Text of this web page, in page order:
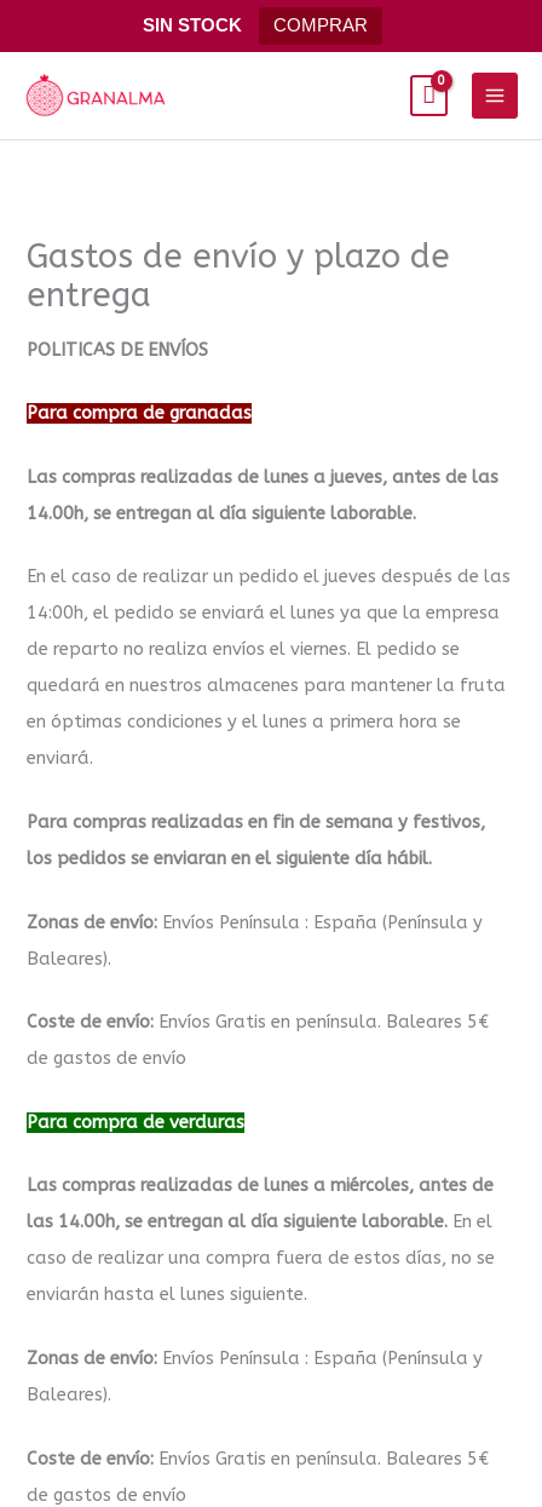
SIN STOCK COMPRAR
al
contenido
Main
Gastos de envío y plazo de
entrega
POLITICAS DE ENVÍOS
Para compra de granadas
Las compras realizadas de lunes a jueves, antes de las
14.00h, se entregan al día siguiente laborable.
En el caso de realizar un pedido el jueves después de las
14:00h, el pedido se enviará el lunes ya que la empresa
de reparto no realiza envíos el viernes. El pedido se
quedará en nuestros almacenes para mantener la fruta
en óptimas condiciones y el lunes a primera hora se
enviará.
Para compras realizadas en fin de semana y festivos,
los pedidos se enviaran en el siguiente día hábil.
Zonas de envío: Envíos Península : España (Península y
Baleares).
Coste de envío: Envíos Gratis en península. Baleares 5€
de gastos de envío
Para compra de verduras
Las compras realizadas de lunes a miércoles, antes de
las 14.00h, se entregan al día siguiente laborable. En el
caso de realizar una compra fuera de estos días, no se
enviarán hasta el lunes siguiente.
Zonas de envío: Envíos Península : España (Península y
Baleares).
Coste de envío: Envíos Gratis en península. Baleares 5€
de gastos de envío